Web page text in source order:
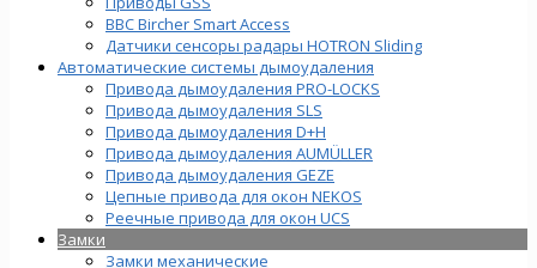
BBC Bircher Smart Access
Датчики сенсоры радары HOTRON Sliding
Автоматические системы дымоудаления
Привода дымоудаления PRO-LOCKS
Привода дымоудаления SLS
Привода дымоудаления D+H
Привода дымоудаления AUMÜLLER
Привода дымоудаления GEZE
Цепные привода для окон NEKOS
Реечные привода для окон UСS
Замки
Замки механические